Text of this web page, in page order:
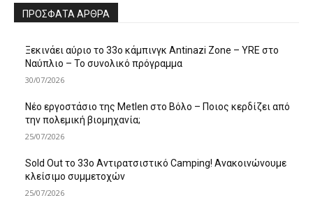
ΠΡΌΣΦΑΤΑ ΆΡΘΡΑ
Ξεκινάει αύριο το 33ο κάμπινγκ Antinazi Zone – YRE στο
Ναύπλιο – Το συνολικό πρόγραμμα
30/07/2026
Νέο εργοστάσιο της Metlen στο Βόλο – Ποιος κερδίζει από
την πολεμική βιομηχανία;
25/07/2026
Sold Out το 33ο Αντιρατσιστικό Camping! Ανακοινώνουμε
κλείσιμο συμμετοχών
25/07/2026